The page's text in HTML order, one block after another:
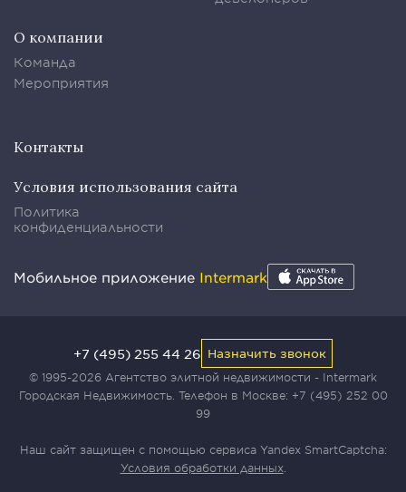
О компании
Команда
Мероприятия
Контакты
Условия использования сайта
Политика
конфиденциальности
Мобильное приложение Intermark
© 1995-2026 Агентство элитной недвижимости - Intermark
Городская Недвижимость. Телефон в Москве: +7 (495) 252 00
99
Наш сайт защищен с помощью сервиса Yandex SmartCaptcha:
Условия обработки данных.
+7 (495) 255 44 26 Назначить звонок